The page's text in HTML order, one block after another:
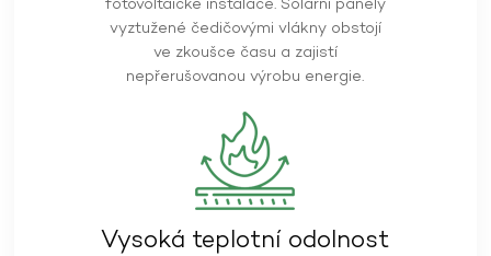
fotovoltaické instalace. Solární panely
vyztužené čedičovými vlákny obstojí
ve zkoušce času a zajistí
nepřerušovanou výrobu energie.
Vysoká teplotní odolnost